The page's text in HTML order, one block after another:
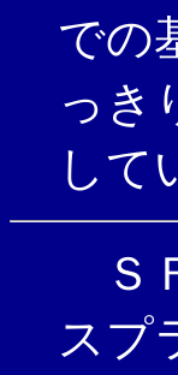
での
っき
して
Ｓ
スプ